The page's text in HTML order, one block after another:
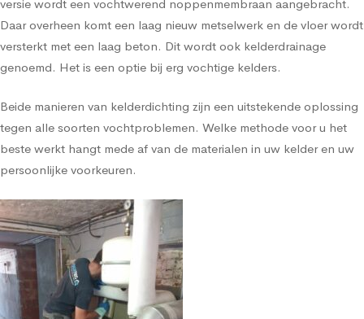
versie wordt een vochtwerend noppenmembraan aangebracht.
Daar overheen komt een laag nieuw metselwerk en de vloer wordt
versterkt met een laag beton. Dit wordt ook kelderdrainage
genoemd. Het is een optie bij erg vochtige kelders.
Beide manieren van kelderdichting zijn een uitstekende oplossing
tegen alle soorten vochtproblemen. Welke methode voor u het
beste werkt hangt mede af van de materialen in uw kelder en uw
persoonlijke voorkeuren.